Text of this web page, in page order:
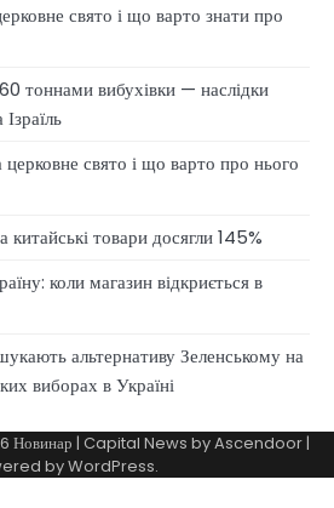
свято і що варто знати про
тоннами вибухівки — наслідки
церковне свято і що варто про нього
товари досягли 145%
коли магазин відкриється в
альтернативу Зеленському на
виборах в Україні
Новинар | Capital News byAscendoor|
byWordPress.